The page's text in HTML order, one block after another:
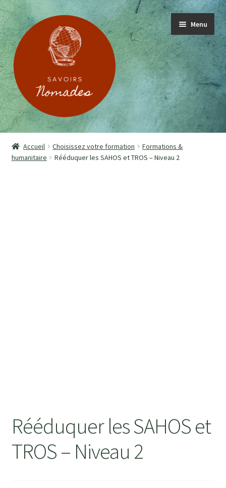
Menu
ACCUEIL
PRESENTATION
Accueil Choisissez votre formation
Formations &
humanitaire
Rééduquer les SAHOS et TROS – Niveau 2
Rééduquer les SAHOS et
TROS – Niveau 2